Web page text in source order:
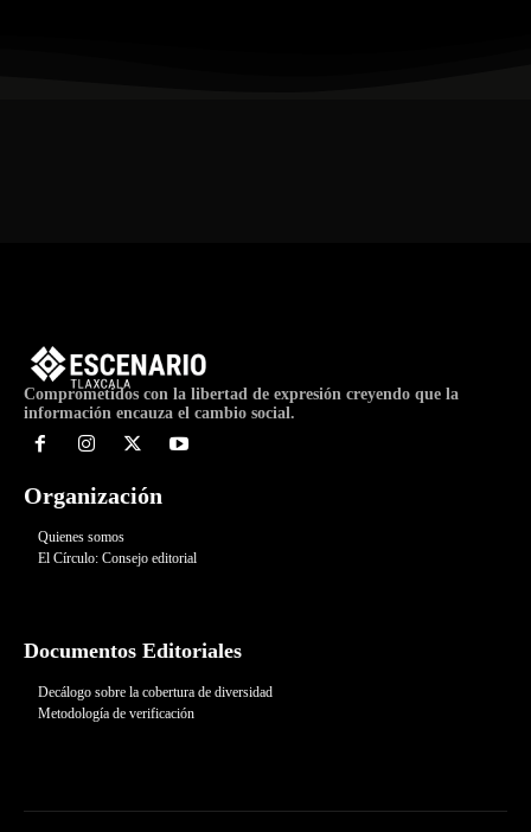
Comprometidos con la libertad de expresión creyendo que la
información encauza el cambio social.
Organización
Quienes somos
El Círculo: Consejo editorial
Documentos Editoriales
Decálogo sobre la cobertura de diversidad
Metodología de verificación